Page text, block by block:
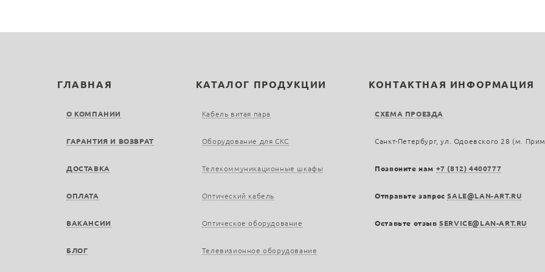
ГЛАВНАЯ
О КОМПАНИИ
ГАРАНТИЯ И ВОЗВРАТ
ДОСТАВКА
ОПЛАТА
ВАКАНСИИ
БЛОГ
КАТАЛОГ ПРОДУКЦИИ
Кабель витая пара
Оборудование для СКС
Телекоммуникационные шкафы
Оптический кабель
Оптическое оборудование
Телевизионное оборудование
КОНТАКТНАЯ ИНФОРМАЦИЯ
СХЕМА ПРОЕЗДА
Санкт-Петербург, ул. Одоевского 28 (м.
Позвоните нам +7 (812) 4400777
Отправьте запросSALE@LAN-ART.RU
Оставьте отзывSERVICE@LAN-ART.RU